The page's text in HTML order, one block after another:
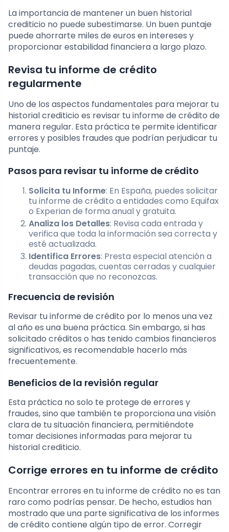
La importancia de mantener un buen historial
crediticio no puede subestimarse. Un buen puntaje
puede ahorrarte miles de euros en intereses y
proporcionar estabilidad financiera a largo plazo.
Revisa tu informe de crédito
regularmente
Uno de los aspectos fundamentales para mejorar tu
historial crediticio es revisar tu informe de crédito de
manera regular. Esta práctica te permite identificar
errores y posibles fraudes que podrían perjudicar tu
puntaje.
Pasos para revisar tu informe de crédito
Solicita tu Informe: En España, puedes solicitar
tu informe de crédito a entidades como Equifax
o Experian de forma anual y gratuita.
Analiza los Detalles: Revisa cada entrada y
verifica que toda la información sea correcta y
esté actualizada.
Identifica Errores: Presta especial atención a
deudas pagadas, cuentas cerradas y cualquier
transacción que no reconozcas.
Frecuencia de revisión
Revisar tu informe de crédito por lo menos una vez
al año es una buena práctica. Sin embargo, si has
solicitado créditos o has tenido cambios financieros
significativos, es recomendable hacerlo más
frecuentemente.
Beneficios de la revisión regular
Esta práctica no solo te protege de errores y
fraudes, sino que también te proporciona una visión
clara de tu situación financiera, permitiéndote
tomar decisiones informadas para mejorar tu
historial crediticio.
Corrige errores en tu informe de crédito
Encontrar errores en tu informe de crédito no es tan
raro como podrías pensar. De hecho, estudios han
mostrado que una parte significativa de los informes
de crédito contiene algún tipo de error. Corregir